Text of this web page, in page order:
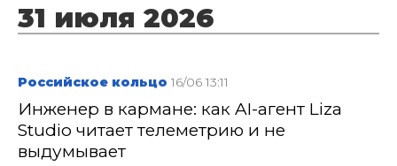
31 июля 2026
Российское кольцо 16/06 13:11
Инженер в кармане: как AI-агент Liza
Studio читает телеметрию и не
выдумывает